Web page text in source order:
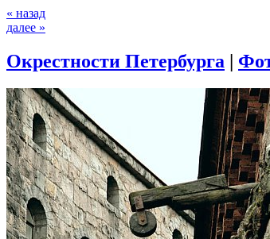
« назад
далее »
Окрестности Петербурга |